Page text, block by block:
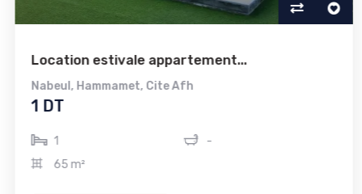
Location estivale appartement...
Nabeul , Hammamet, Cite Afh
1 DT
1
-
65 m²